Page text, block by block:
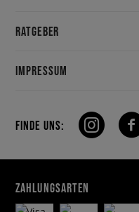
RATGEBER
IMPRESSUM
FINDE UNS:
ZAHLUNGSARTEN